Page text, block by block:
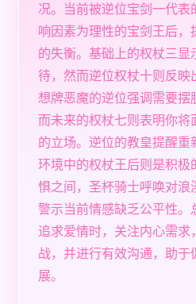
况。当前被逆位宝剑一代表
响因素为理性的宝剑王后，
的失衡。基础上的权杖三显
待，然而逆位权杖十则反映
想牌恶魔的逆位强调需要摆
而未来的权杖七则表明你将
的立场。逆位的教皇提醒
环境中的权杖王后则是积极
惧之间，圣杯骑士呼唤对浪
警示当前情感缺乏公平性。
追求爱情时，关注内心需求
战，并进行有效沟通，助于
展。